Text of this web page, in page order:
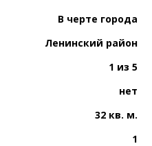
В черте города
Ленинский район
1 из 5
нет
32 кв. м.
1